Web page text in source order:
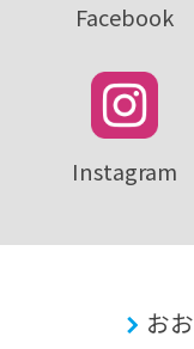
Facebook
Instagram
お